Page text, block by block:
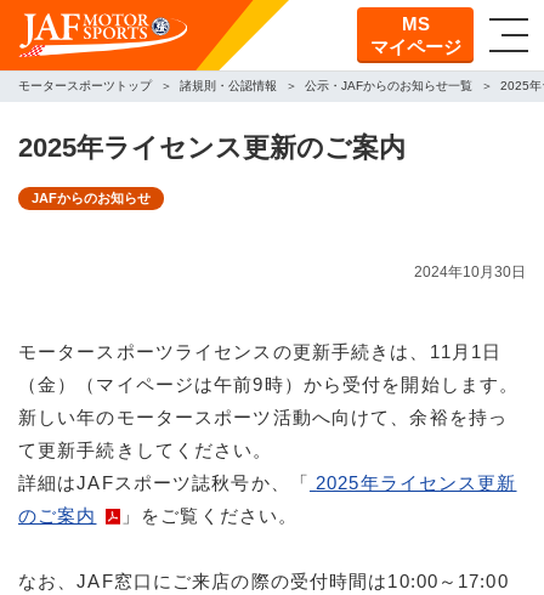
MS
マイページ
モータースポーツトップ 諸規則・公認情報 公示・JAFからのお知らせ一覧 2025年
2025年ライセンス更新のご案内
JAFからのお知らせ
2024年10月30日
モータースポーツライセンスの更新手続きは、11月1日
（金）（マイページは午前9時）から受付を開始します。
新しい年のモータースポーツ活動へ向けて、余裕を持っ
て更新手続きしてください。
詳細はJAFスポーツ誌秋号か、「 2025年ライセンス更新
のご案内
」をご覧ください。
なお、JAF窓口にご来店の際の受付時間は10:00～17:00